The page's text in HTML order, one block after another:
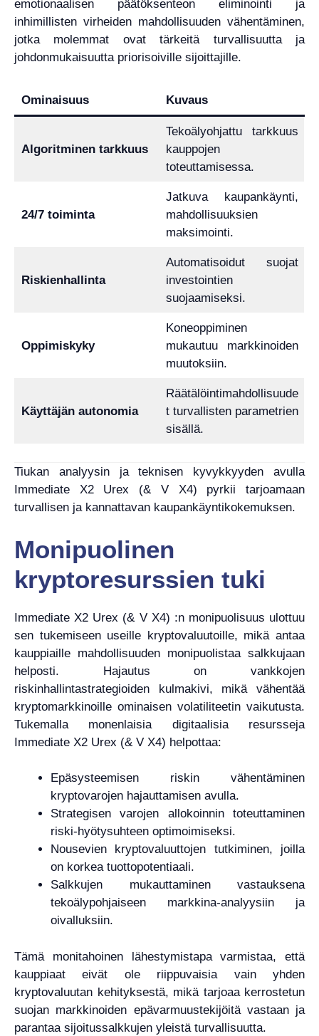
emotionaalisen päätöksenteon eliminointi ja
inhimillisten virheiden mahdollisuuden vähentäminen,
jotka molemmat ovat tärkeitä turvallisuutta ja
johdonmukaisuutta priorisoiville sijoittajille.
Ominaisuus Kuvaus
Algoritminen tarkkuus
Tekoälyohjattu tarkkuus
kauppojen
toteuttamisessa.
24/7 toiminta
Jatkuva kaupankäynti,
mahdollisuuksien
maksimointi.
Riskienhallinta
Automatisoidut suojat
investointien
suojaamiseksi.
Oppimiskyky
Koneoppiminen
mukautuu markkinoiden
muutoksiin.
Käyttäjän autonomia
Räätälöintimahdollisuude
t turvallisten parametrien
sisällä.
Tiukan analyysin ja teknisen kyvykkyyden avulla
Immediate X2 Urex (& V X4) pyrkii tarjoamaan
turvallisen ja kannattavan kaupankäyntikokemuksen.
Monipuolinen
kryptoresurssien tuki
Immediate X2 Urex (& V X4) :n monipuolisuus ulottuu
sen tukemiseen useille kryptovaluutoille, mikä antaa
kauppiaille mahdollisuuden monipuolistaa salkkujaan
helposti. Hajautus on vankkojen
riskinhallintastrategioiden kulmakivi, mikä vähentää
kryptomarkkinoille ominaisen volatiliteetin vaikutusta.
Tukemalla monenlaisia ​​digitaalisia resursseja
Immediate X2 Urex (& V X4) helpottaa:
Epäsysteemisen riskin vähentäminen
kryptovarojen hajauttamisen avulla.
Strategisen varojen allokoinnin toteuttaminen
riski-hyötysuhteen optimoimiseksi.
Nousevien kryptovaluuttojen tutkiminen, joilla
on korkea tuottopotentiaali.
Salkkujen mukauttaminen vastauksena
tekoälypohjaiseen markkina-analyysiin ja
oivalluksiin.
Tämä monitahoinen lähestymistapa varmistaa, että
kauppiaat eivät ole riippuvaisia ​​vain yhden
kryptovaluutan kehityksestä, mikä tarjoaa kerrostetun
suojan markkinoiden epävarmuustekijöitä vastaan ​​ja
parantaa sijoitussalkkujen yleistä turvallisuutta.